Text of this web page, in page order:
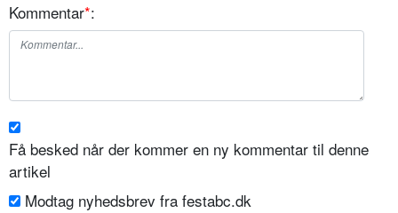
Kommentar*:
Få besked når der kommer en ny kommentar til denne
artikel
Modtag nyhedsbrev fra festabc.dk